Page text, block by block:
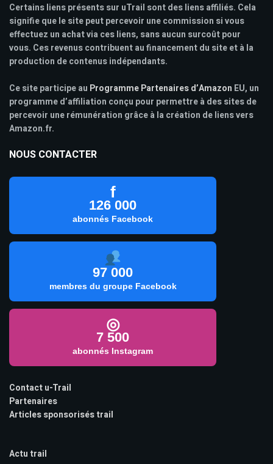
Certains liens présents sur uTrail sont des liens affiliés. Cela
signifie que le site peut percevoir une commission si vous
effectuez un achat via ces liens, sans aucun surcoût pour
vous. Ces revenus contribuent au financement du site et à la
production de contenus indépendants.
Ce site participe au Programme Partenaires d’Amazon EU, un
programme d’affiliation conçu pour permettre à des sites de
percevoir une rémunération grâce à la création de liens vers
Amazon.fr.
NOUS CONTACTER
f
126 000
abonnés Facebook
97 000
membres du groupe Facebook
◎
7 500
abonnés Instagram
Contact u-Trail
Partenaires
Articles sponsorisés trail
Actu trail